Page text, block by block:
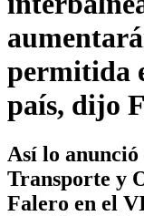
permitida
país, dijo
Así lo
Transporte y
Falero en el